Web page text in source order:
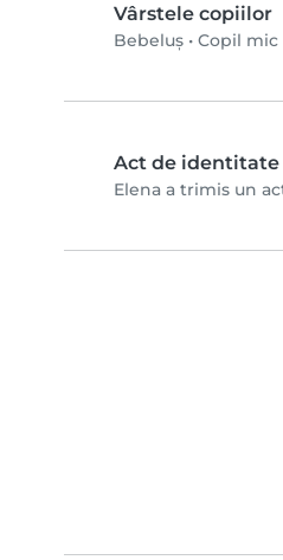
Vârstele copiilor
Bebeluș • Copil mic
Act de identitate
Elena a trimis un